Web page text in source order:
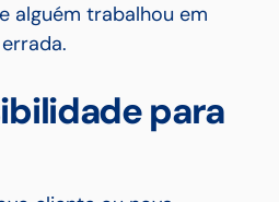
alguém trabalhou em
para